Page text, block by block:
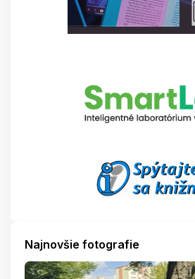
Najnovšie fotografie